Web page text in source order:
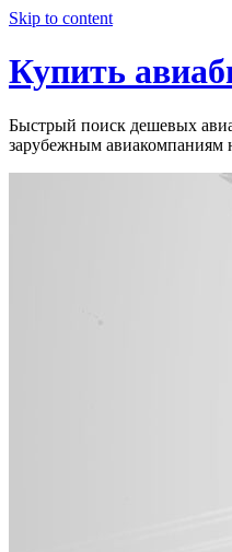
Skip to content
Купить
Быстрый поиск дешевых
зарубежным авиакомпаниям